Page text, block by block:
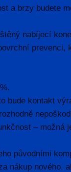
a brzy budete
nabíjecí
bude kontakt
– možná
původními
nákup nového,